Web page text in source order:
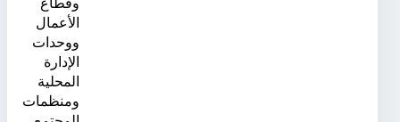
الأعمال
ووحدات
الإدارة
المحلية
ومنظمات